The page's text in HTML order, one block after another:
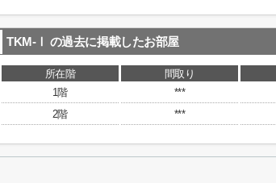
TKM-Ⅰ の過去に掲載したお部屋
所在階 間取り
1階
***
2階
***